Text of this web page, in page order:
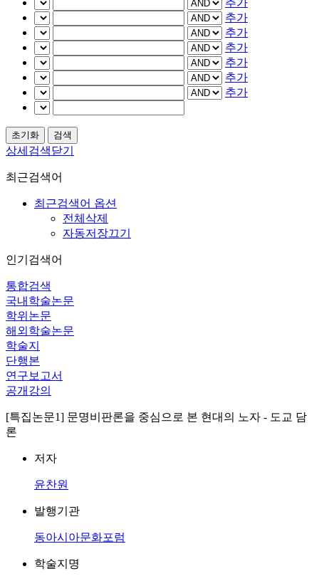
추가
추가
추가
추가
추가
추가
추가
상세검색닫기
최근검색어
최근검색어 옵션
전체삭제
자동저장끄기
인기검색어
통합검색
국내학술논문
학위논문
해외학술논문
학술지
단행본
연구보고서
공개강의
[특집논문1] 문명비판론을 중심으로 본 현대의 노자 - 도교 담
론
저자
윤찬원
발행기관
동아시아문화포럼
학술지명